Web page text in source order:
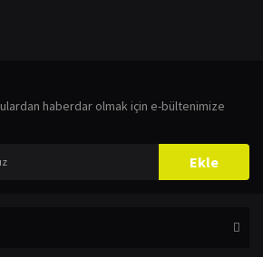
haberdar olmak için e-bültenimize
Ekle